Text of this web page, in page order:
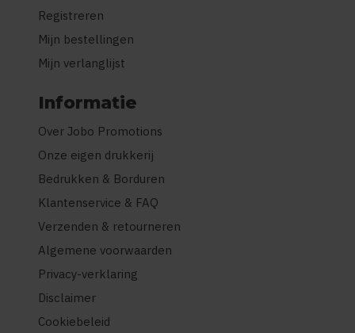
Registreren
Mijn bestellingen
Mijn verlanglijst
Informatie
Over Jobo Promotions
Onze eigen drukkerij
Bedrukken & Borduren
Klantenservice & FAQ
Verzenden & retourneren
Algemene voorwaarden
Privacy-verklaring
Disclaimer
Cookiebeleid